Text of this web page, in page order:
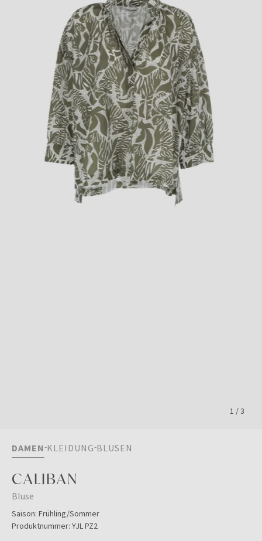
1 /3
DAMEN KLEIDUNG BLUSEN
CALIBAN
Bluse
Saison: Frühling/Sommer
Produktnummer: YJL PZ2